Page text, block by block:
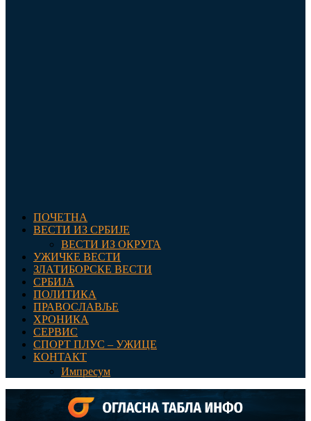
ПОЧЕТНА
ВЕСТИ ИЗ СРБИЈЕ
ВЕСТИ ИЗ ОКРУГА
УЖИЧКЕ ВЕСТИ
ЗЛАТИБОРСКЕ ВЕСТИ
СРБИЈА
ПОЛИТИКА
ПРАВОСЛАВЉЕ
ХРОНИКА
СЕРВИС
СПОРТ ПЛУС – УЖИЦЕ
КОНТАКТ
Импресум